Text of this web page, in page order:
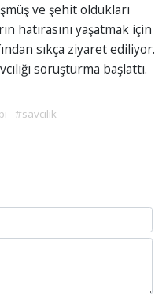
ve şehit oldukları
hatırasını yaşatmak için
sıkça ziyaret ediliyor.
soruşturma başlattı.
#savcılık